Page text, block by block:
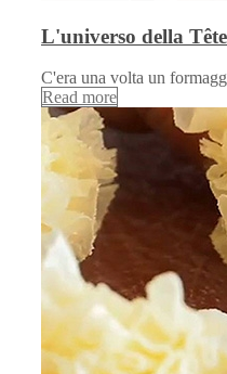
L'universo della
C'era una volta un
Read more